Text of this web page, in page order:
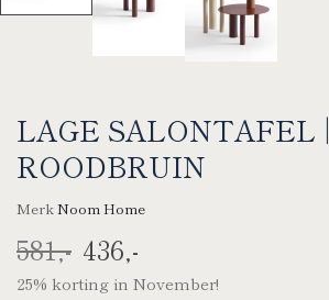
LAGE SALONTAFEL |
ROODBRUIN
MerkNoom Home
581,- 436,-
25% korting in November!